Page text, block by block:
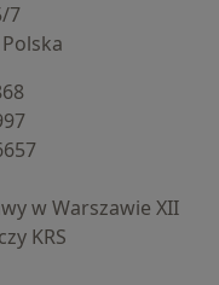
7
w Warszawie XII
KRS